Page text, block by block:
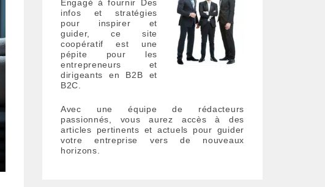
Engagé à fournir Des
infos et stratégies
pour inspirer et
guider, ce site
coopératif est une
pépite pour les
entrepreneurs et
dirigeants en B2B et
B2C.
Avec une équipe de rédacteurs
passionnés, vous aurez accès à des
articles pertinents et actuels pour guider
votre entreprise vers de nouveaux
horizons.